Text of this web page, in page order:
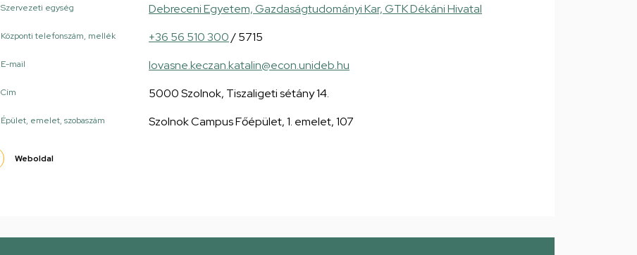
Szervezeti egység Debreceni Egyetem, Gazdaságtudományi Kar, GTK Dékáni Hivatal
Központi telefonszám, mellék +36 56 510 300/ 5715
E-mail lovasne.keczan.katalin@econ.unideb.hu
Cím 5000 Szolnok, Tiszaligeti sétány 14.
Épület, emelet, szobaszám Szolnok Campus Főépület, 1. emelet, 107
Weboldal